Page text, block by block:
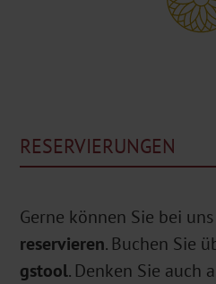
RESERVIERUNGEN
Gerne können Sie bei
reservieren. Buchen Sie
gstool. Denken Sie auch